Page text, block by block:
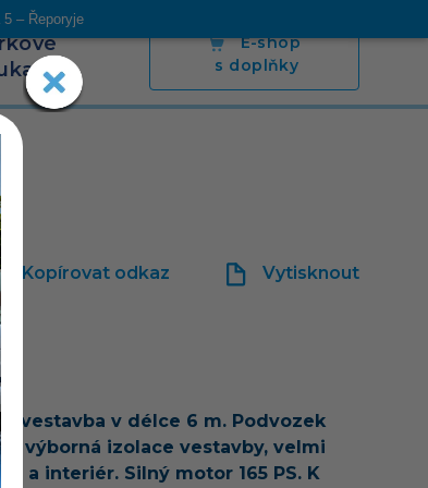
– Řeporyje
Napsali o nás Poradíme Kontakt
E-shop
s doplňky
Kopírovat odkaz Vytisknout
vestavba v délce 6 m. Podvozek
výborná izolace vestavby, velmi
a interiér. Silný motor 165 PS. K